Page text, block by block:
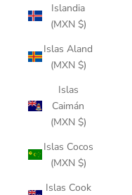
Islandia
(MXN $)
Islas Aland
(MXN $)
Islas
Caimán
(MXN $)
Islas Cocos
(MXN $)
Islas Cook